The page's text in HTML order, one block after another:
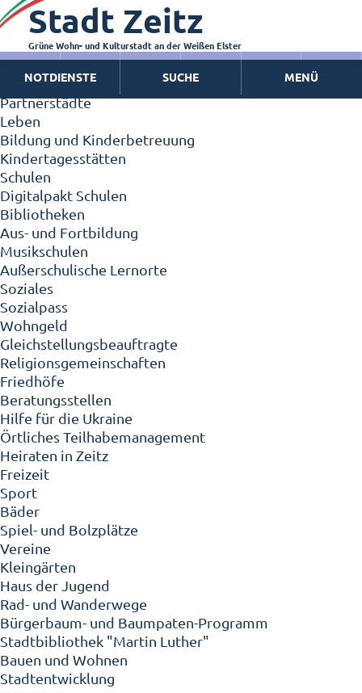
Zeitz - Die Kleinstadt
Willkommen in Zeitz!
Interview mit Oberbürgermeister Christian Thieme
Zeitz - Stadt der Zukunft
Ortschaften
Partnerstädte
Leben
Bildung und Kinderbetreuung
Kindertagesstätten
Schulen
Digitalpakt Schulen
Bibliotheken
Aus- und Fortbildung
Musikschulen
Außerschulische Lernorte
Soziales
Sozialpass
Wohngeld
Gleichstellungsbeauftragte
Religionsgemeinschaften
Friedhöfe
Beratungsstellen
Hilfe für die Ukraine
Örtliches Teilhabemanagement
Heiraten in Zeitz
Freizeit
Sport
Bäder
Spiel- und Bolzplätze
Vereine
Kleingärten
Haus der Jugend
Rad- und Wanderwege
Bürgerbaum- und Baumpaten-Programm
Stadtbibliothek "Martin Luther"
Bauen und Wohnen
Stadtentwicklung
Stadt Zeitz
Grüne Wohn- und Kulturstadt an der Weißen Elster
NOTDIENSTE SUCHE MENÜ